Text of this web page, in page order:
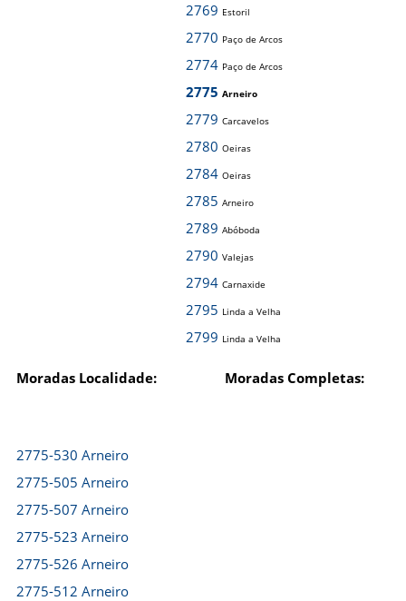
2769 Estoril
2770 Paço de Arcos
2774 Paço de Arcos
2775 Arneiro
2779 Carcavelos
2780 Oeiras
2784 Oeiras
2785 Arneiro
2789 Abóboda
2790 Valejas
2794 Carnaxide
2795 Linda a Velha
2799 Linda a Velha
Moradas Localidade: Moradas Completas:
2775-530 Arneiro
2775-505 Arneiro
2775-507 Arneiro
2775-523 Arneiro
2775-526 Arneiro
2775-512 Arneiro